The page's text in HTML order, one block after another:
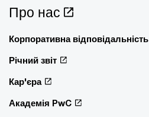
Про нас
Корпоративна відповідальність
Річний звіт
Кар'єра
Академія PwC